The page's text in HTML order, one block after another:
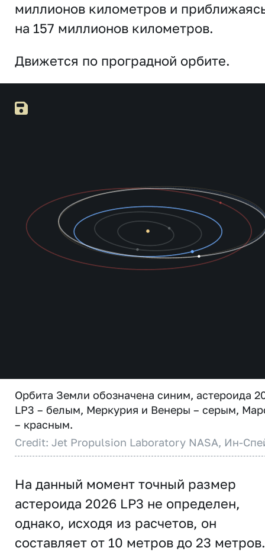
миллионов километров и
на 157 миллионов километров.
Движется по проградной орбите.
Орбита Земли обозначена синим, астероида
LP3 – белым, Меркурия и Венеры – серым,
– красным.
Credit: Jet Propulsion Laboratory NASA, Ин-
На данный момент точный размер
астероида 2026 LP3 не определен,
однако, исходя из расчетов, он
составляет от 10 метров до 23 метров.